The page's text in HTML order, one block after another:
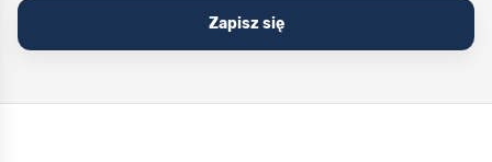
Zapisz się